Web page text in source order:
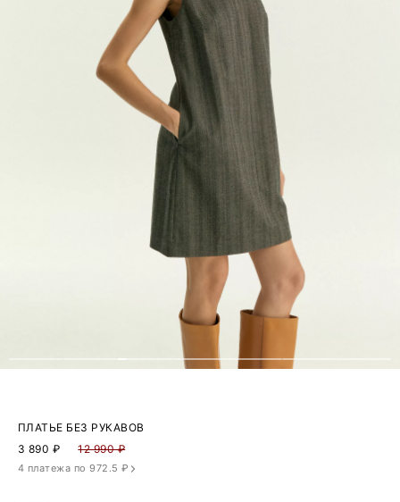
ПЛАТЬЕ БЕЗ РУКАВОВ
3 890 ₽ 12 990 ₽
4 платежа по 972.5 ₽